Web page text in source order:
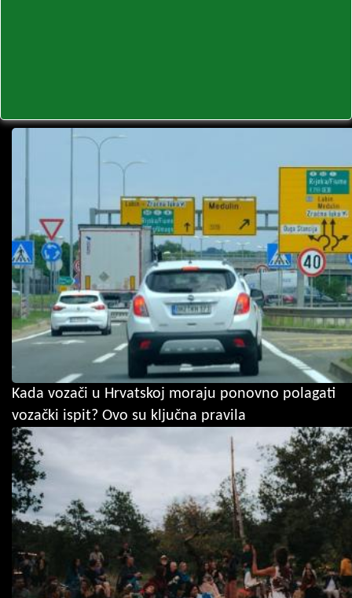
Kada vozači u Hrvatskoj moraju ponovno polagati
vozački ispit? Ovo su ključna pravila